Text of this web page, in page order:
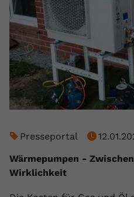
Presseportal
Wärmepumpen -
Wirklichkeit